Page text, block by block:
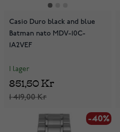
Casio Duro black and blue
Batman nato MDV-10C-
1A2VEF
I lager
1 419,00 Kr
851,50 Kr
-40%